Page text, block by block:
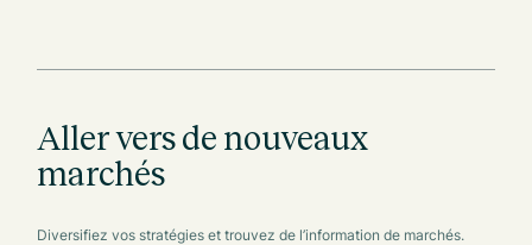
Aller vers de nouveaux
marchés
Diversifiez vos stratégies et trouvez de l’information de marchés.